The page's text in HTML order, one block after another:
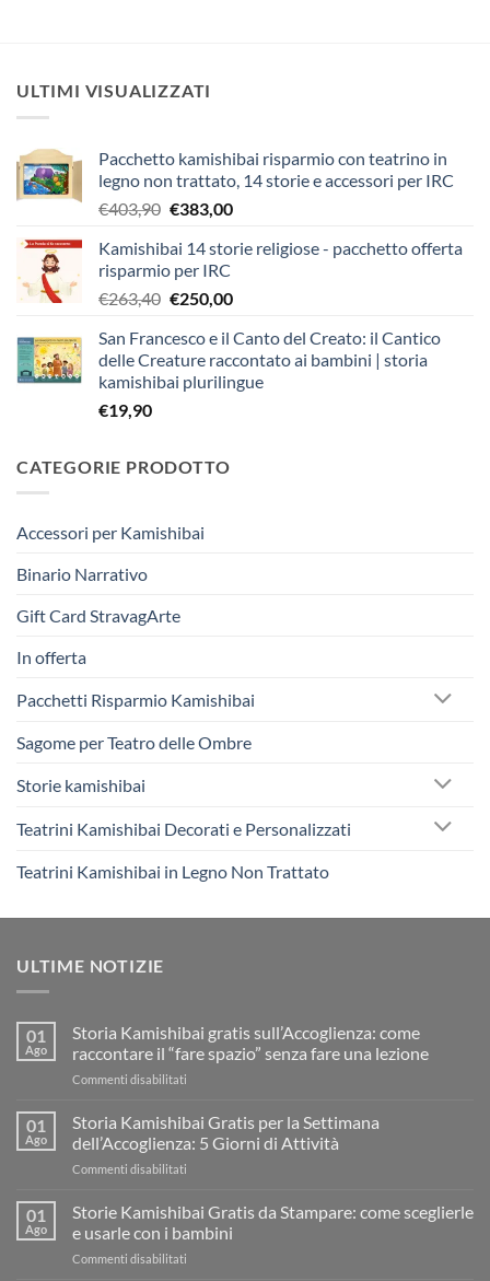
ULTIMI VISUALIZZATI
Pacchetto kamishibai risparmio con teatrino in
legno non trattato, 14 storie e accessori per IRC
€403,90 Il
originale
era:
€403,90.
€383,00Il
attuale
€383,00.
Kamishibai 14 storie religiose - pacchetto offerta
risparmio per IRC
€263,40 Il
originale
era:
€263,40.
€250,00Il
attuale
è:
€250,00.
San Francesco e il Canto del Creato: il Cantico
delle Creature raccontato ai bambini | storia
kamishibai plurilingue
€19,90
CATEGORIE PRODOTTO
Accessori per Kamishibai
Binario Narrativo
Gift Card StravagArte
In offerta
Pacchetti Risparmio Kamishibai
Sagome per Teatro delle Ombre
Storie kamishibai
Teatrini Kamishibai Decorati e Personalizzati
Teatrini Kamishibai in Legno Non Trattato
ULTIME NOTIZIE
01
Ago
Storia Kamishibai gratis sull’Accoglienza: come
raccontare il “fare spazio” senza fare una lezione
Commenti disabilitati
Kamishibai
sull’Accoglienza:
il
“fare
01
Ago
Storia Kamishibai Gratis per la Settimana
dell’Accoglienza: 5 Giorni di Attività
Commenti disabilitati
Kamishibai
per
01
Ago
Storie Kamishibai Gratis da Stampare: come sceglierle
e usarle con i bambini
Commenti disabilitati